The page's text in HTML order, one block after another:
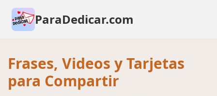
ParaDedicar.com
Frases, Videos y Tarjetas
para Compartir